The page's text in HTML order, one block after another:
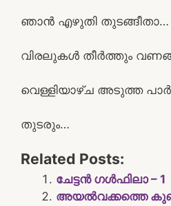
ഞാൻ എഴുതി തുടങ്ങീതാ…
വിരലുകൾ തീർത്തും
വെള്ളിയാഴ്ച അടുത്ത
തുടരും…
Related Posts:
ചേട്ടൻ ഗൾഫിലാ – 1
അയൽവക്കത്തെ